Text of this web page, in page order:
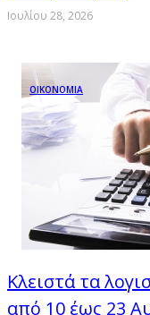
Ιουλίου 28, 2026
ΟΙΚΟΝΟΜΙΑ
Κλειστά τα
από 10 έως 23